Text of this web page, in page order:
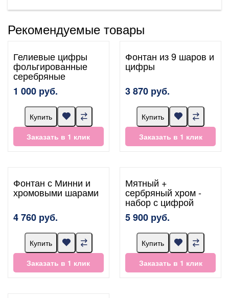
Рекомендуемые товары
Гелиевые цифры
фольгированные
серебряные
1 000 руб.
Купить
Заказать в 1 клик
Фонтан из 9 шаров и
цифры
3 870 руб.
Купить
Заказать в 1 клик
Фонтан с Минни и
хромовыми шарами
4 760 руб.
Купить
Заказать в 1 клик
Мятный +
сербряный хром -
набор с цифрой
5 900 руб.
Купить
Заказать в 1 клик